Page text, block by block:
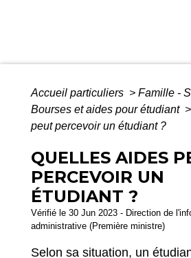
Accueil particuliers > Famille -
Bourses et aides pour étudiant >
peut percevoir un étudiant ?
QUELLES AIDES
PERCEVOIR UN
ÉTUDIANT ?
Vérifié le 30 Jun 2023 - Direction de
administrative (Première ministre)
Selon sa situation, un